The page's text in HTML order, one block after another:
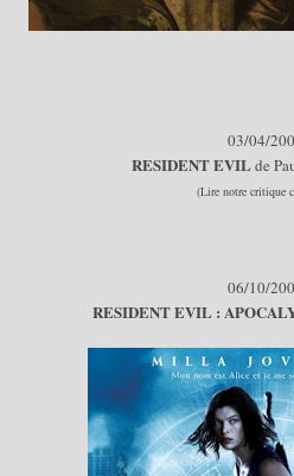
03/04/
RESIDENT EVILde
(Lire notre critique
06/10/
RESIDENT EVIL :